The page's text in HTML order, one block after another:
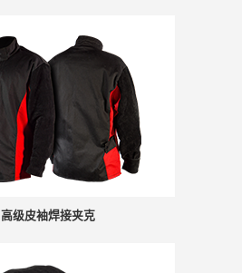
高级皮袖焊接夹克